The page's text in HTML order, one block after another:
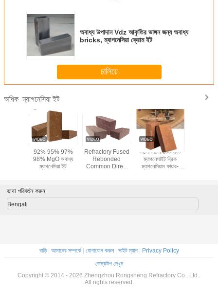
অবাধ্য উপাদান Vdz আকৃতির ভাঙ্গন জন্য অবাধ্য
bricks, ম্যাগনেসিয়া ক্রোম ইট
চালিয়ে
অধিকম্যাগনেসিয়া ইট
92% 95% 97%
98% MgO অবাধ্য
ম্যাগনেসিয়া ইট
Refractory Fused
Rebonded
Common Direct
ভালো মানের ডেড বার্নড
ম্যাগনেসাইট ব্রিক
ম্যাগনেসিয়াম ফায়ার-
ভাষা পরিবর্তন করুন
Bengali
বাড়ি| আমাদের সম্পর্কে| যোগাযোগ করুন| সাইট ম্যাপ| Privacy Policy
ডেস্কটপ দেখুন
Copyright © 2014 - 2026 Zhengzhou Rongsheng Refractory Co., Ltd..
All rights reserved.